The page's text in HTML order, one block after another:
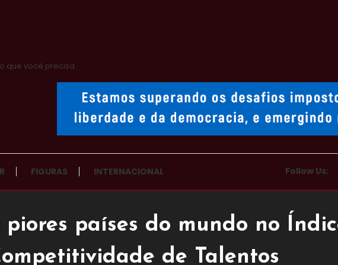
que você precisa
FIGURAS INTERNACIONAL Follow Us:
piores países do mundo no
de Talentos